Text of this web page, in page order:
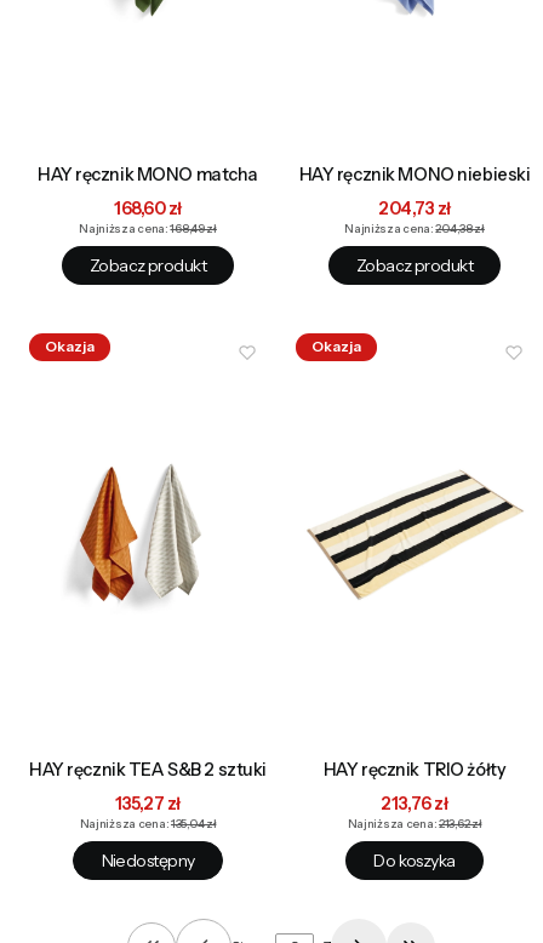
HAY ręcznik MONO matcha
Cena promocyjna
168,60 zł
Najniższa cena: 168,49 zł
Zobacz produkt
HAY ręcznik MONO niebieski
Cena promocyjna
204,73 zł
Najniższa cena: 204,38 zł
Zobacz produkt
Okazja
HAY ręcznik TEA S&B 2 sztuki
Cena promocyjna
135,27 zł
Najniższa cena:135,04 zł
Niedostępny
Okazja
HAY ręcznik TRIO żółty
Cena promocyjna
213,76 zł
Najniższa cena:213,62 zł
Do koszyka